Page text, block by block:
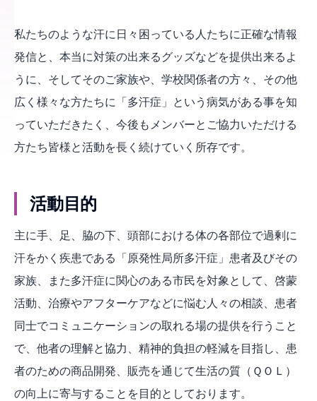
私たちのような汗に日々困っている人たちに正確な情報
発信と、本当に対策の出来るグッズなどを提供出来るよ
うに、そしてそのご家族や、学校関係者の方々、その他
広く様々な方たちに「多汗症」という病気がある事を知
っていただきたく、今後もメンバーとご協力いただける
方たち皆様と活動を長く続けていく所存です。
活動目的
主に手、足、脇の下、頭部における体の各部位で過剰に
汗をかく疾患である「原発性局所多汗症」患者及びその
家族、また多汗症に関心のある市民を対象として、啓蒙
活動、治療やアフターケアなどに悩む人々の相談、患者
同士でコミュニケーションの取れる場の提供を行うこと
で、他者の理解と協力、精神的負担の軽減を目指し、患
者のための商品開発、販売を通じて生活の質（ＱＯＬ）
の向上に寄与することを目的としております。